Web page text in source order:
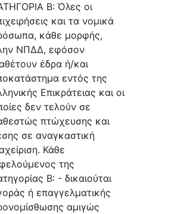
Β: Όλες οι
και τα νομικά
κάθε μορφής,
ΝΠΔΔ, εφόσον
έδρα ή/και
εντός της
Επικράτειας και οι
δεν τελούν σε
πτώχευσης και
σε αναγκαστική
Κάθε
της
Β: - δικαιούται
ή επαγγελματικής
αμιγώς